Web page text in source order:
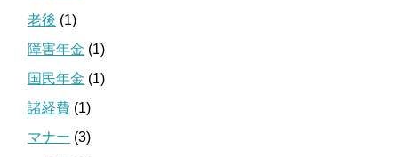
老後 (1)
障害年金 (1)
国民年金 (1)
諸経費 (1)
マナー (3)